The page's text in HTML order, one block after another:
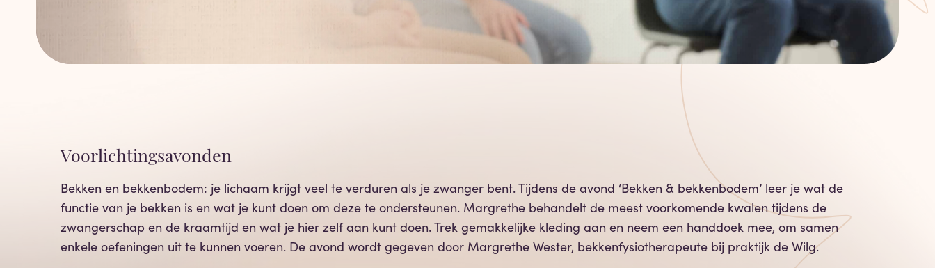
Voorlichtingsavonden
Bekken en bekkenbodem: je lichaam krijgt veel te verduren als je zwanger bent. Tijdens de avond ‘Bekken & bekkenbodem’ leer je wat de
functie van je bekken is en wat je kunt doen om deze te ondersteunen. Margrethe behandelt de meest voorkomende kwalen tijdens de
zwangerschap en de kraamtijd en wat je hier zelf aan kunt doen. Trek gemakkelijke kleding aan en neem een handdoek mee, om samen
enkele oefeningen uit te kunnen voeren. De avond wordt gegeven door Margrethe Wester, bekkenfysiotherapeute bij praktijk de Wilg.